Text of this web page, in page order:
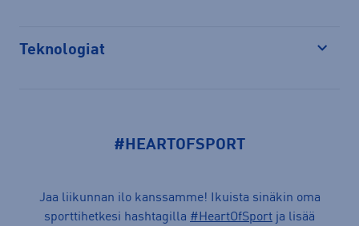
Teknologiat
#HEARTOFSPORT
Jaa liikunnan ilo kanssamme! Ikuista sinäkin oma
sporttihetkesi hashtagilla #HeartOfSport ja lisää